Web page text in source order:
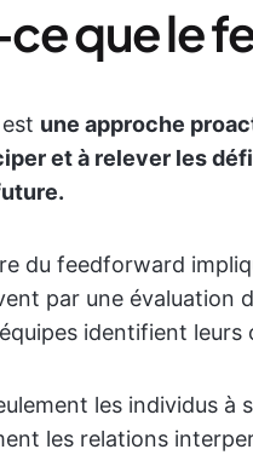
que le
une approche
et à relever les
du feedforward
par une évaluation
identifient
les individus à
les relations